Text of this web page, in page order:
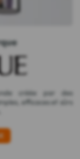
créée par des
efficaces et sûrs